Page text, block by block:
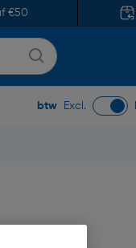
€50
btw Excl.